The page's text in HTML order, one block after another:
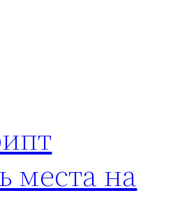
места на